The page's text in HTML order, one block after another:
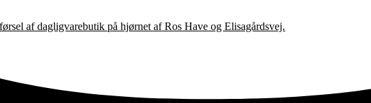
af dagligvarebutik på hjørnet af Ros Have og Elisagårdsvej.